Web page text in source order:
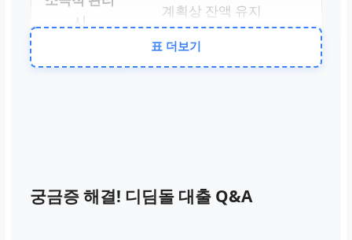
계획상 잔액 유지
이자 부담 총액
금리 변동기 대응력
표 더보기
궁금증 해결! 디딤돌 대출 Q&A